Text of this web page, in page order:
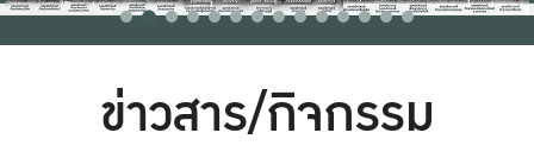
ข่าวสาร/กิจกรรม